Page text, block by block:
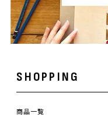
SHOPPING
商品一覧